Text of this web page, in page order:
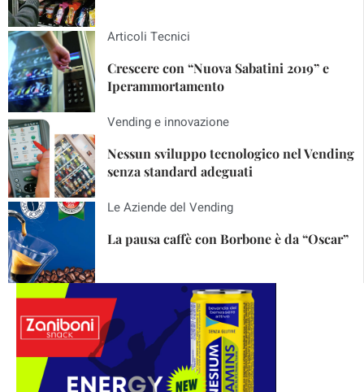
Articoli Tecnici
Crescere con “Nuova Sabatini 2019” e
Iperammortamento
Vending e innovazione
Nessun sviluppo tecnologico nel Vending
senza standard adeguati
Le Aziende del Vending
La pausa caffè con Borbone è da “Oscar”